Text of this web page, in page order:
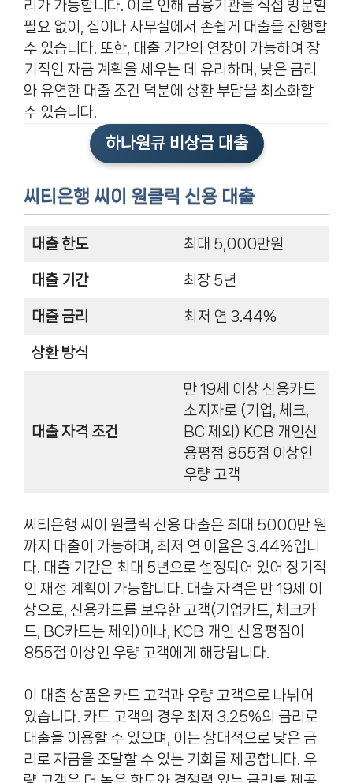
리가 가능합니다. 이로 인해 금융기관을 직접 방문할
필요 없이, 집이나 사무실에서 손쉽게 대출을 진행할
수 있습니다. 또한, 대출 기간의 연장이 가능하여 장
기적인 자금 계획을 세우는 데 유리하며, 낮은 금리
와 유연한 대출 조건 덕분에 상환 부담을 최소화할
수 있습니다.
하나원큐 비상금 대출
씨티은행 씨이 원클릭 신용 대출
대출 한도 최대 5,000만원
대출 기간 최장 5년
대출 금리 최저 연 3.44%
상환 방식
대출 자격 조건
만 19세 이상 신용카드
소지자로 (기업, 체크,
BC 제외) KCB 개인신
용평점 855점 이상인
우량 고객
씨티은행 씨이 원클릭 신용 대출은 최대 5000만 원
까지 대출이 가능하며, 최저 연 이율은 3.44%입니
다. 대출 기간은 최대 5년으로 설정되어 있어 장기적
인 재정 계획이 가능합니다. 대출 자격은 만 19세 이
상으로, 신용카드를 보유한 고객(기업카드, 체크카
드, BC카드는 제외)이나, KCB 개인 신용평점이
855점 이상인 우량 고객에게 해당됩니다.
이 대출 상품은 카드 고객과 우량 고객으로 나뉘어
있습니다. 카드 고객의 경우 최저 3.25%의 금리로
대출을 이용할 수 있으며, 이는 상대적으로 낮은 금
리로 자금을 조달할 수 있는 기회를 제공합니다. 우